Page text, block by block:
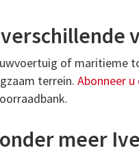
of maritieme
terrein. Abonneer
meer